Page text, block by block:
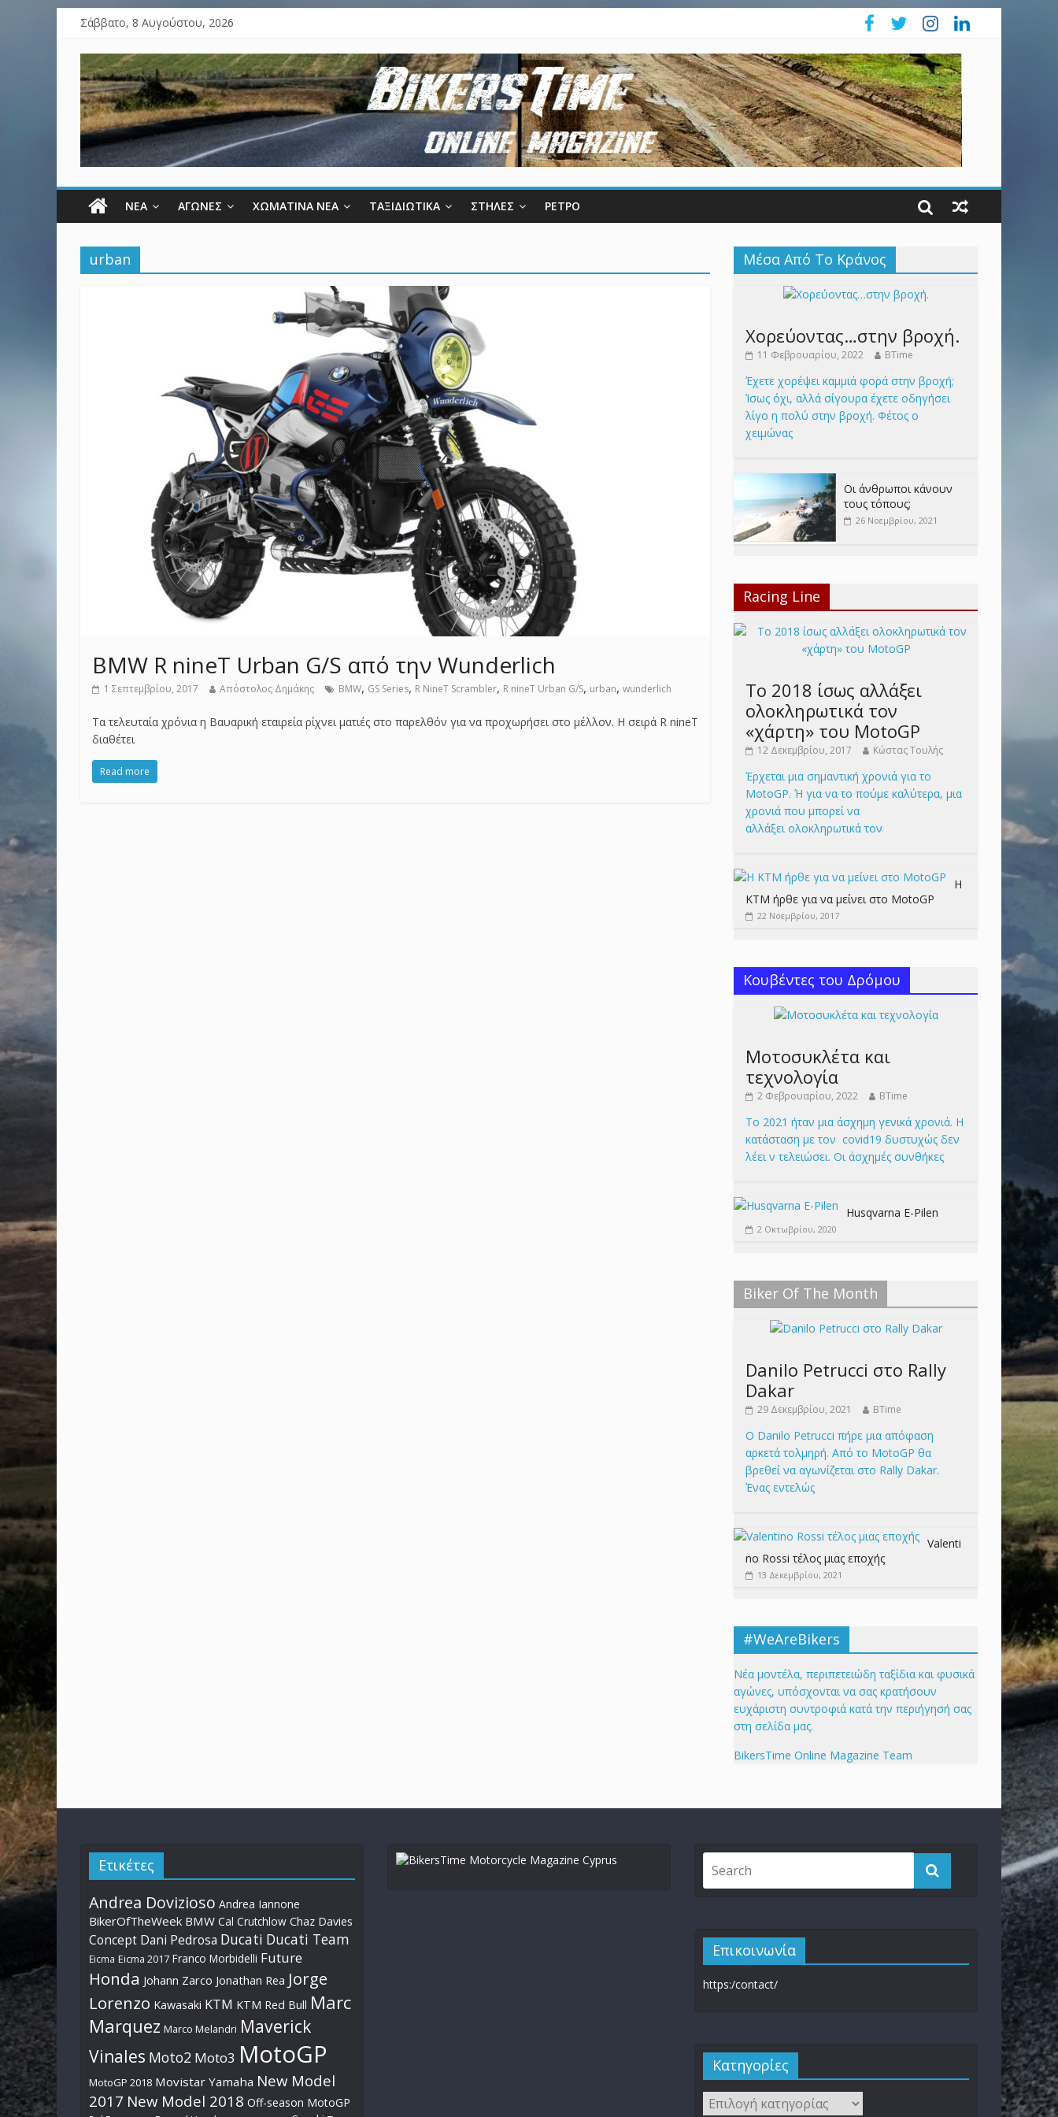
Σάββατο, 8 Αυγούστου, 2026
ΝΕΑ ΑΓΩΝΕΣ ΧΩΜΑΤΙΝΑ ΝΕΑ ΤΑΞΙΔΙΩΤΙΚΑ ΣΤΗΛΕΣ ΡΕΤΡΟ
urban
BMW R nineT Urban G/S από την Wunderlich
1 Σεπτεμβρίου, 2017 Απόστολος Δημάκης BMW, GS Series, R NineT Scrambler, R nineT Urban G/S, urban, wunderlich
Τα τελευταία χρόνια η Βαυαρική εταιρεία ρίχνει ματιές στο παρελθόν για να προχωρήσει στο μέλλον. Η σειρά R nineT
διαθέτει
Read more
Μέσα Από Το Κράνος
Χορεύοντας…στην βροχή.
11 Φεβρουαρίου, 2022 BTime
Έχετε χορέψει καμμιά φορά στην βροχή;
Ίσως όχι, αλλά σίγουρα έχετε οδηγήσει
λίγο η πολύ στην βροχή. Φέτος ο
χειμώνας
Οι άνθρωποι κάνουν
τους τόπους;
26 Νοεμβρίου, 2021
Racing Line
Το 2018 ίσως αλλάξει
ολοκληρωτικά τον
«χάρτη» του MotoGP
12 Δεκεμβρίου, 2017 Κώστας Τουλής
Έρχεται μια σημαντική χρονιά για το
MotoGP. Ή για να το πούμε καλύτερα, μια
χρονιά που μπορεί να
αλλάξει ολοκληρωτικά τον
Η
KTM ήρθε για να μείνει στο MotoGP
22 Νοεμβρίου, 2017
Κουβέντες του Δρόμου
Μοτοσυκλέτα και
τεχνολογία
2 Φεβρουαρίου, 2022 BTime
Το 2021 ήταν μια άσχημη γενικά χρονιά. Η
κατάσταση με τον covid19 δυστυχώς δεν
λέει ν τελειώσει. Οι άσχημές συνθήκες
Husqvarna E-Pilen
2 Οκτωβρίου, 2020
Biker Of The Month
Danilo Petrucci στο Rally
Dakar
29 Δεκεμβρίου, 2021 BTime
Ο Danilo Petrucci πήρε μια απόφαση
αρκετά τολμηρή. Από το MotoGP θα
βρεθεί να αγωνίζεται στο Rally Dakar.
Ένας εντελώς
Valenti
no Rossi τέλος μιας εποχής
13 Δεκεμβρίου, 2021
#WeAreBikers
Νέα μοντέλα, περιπετειώδη ταξίδια και φυσικά
αγώνες, υπόσχονται να σας κρατήσουν
ευχάριστη συντροφιά κατά την περιήγησή σας
στη σελίδα μας.
BikersTime Online Magazine Team
Ετικέτες
Andrea Dovizioso Andrea Iannone
BikerOfTheWeek BMW Cal Crutchlow Chaz Davies
Concept Dani Pedrosa Ducati Ducati Team
Eicma Eicma 2017 Franco Morbidelli Future
Honda Johann Zarco Jonathan Rea Jorge
Lorenzo Kawasaki KTM KTM Red Bull Marc
Marquez Marco Melandri Maverick
Vinales Moto2 Moto3 MotoGP
MotoGP 2018 Movistar Yamaha New Model
2017 New Model 2018 Off-season MotoGP
Επικοινωνία
https:/contact/
Kατηγορίες